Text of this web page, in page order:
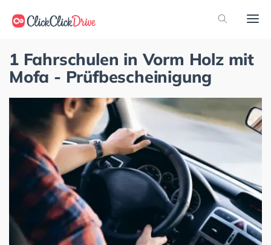
1 Fahrschulen in Vorm Holz mit
Mofa - Prüfbescheinigung